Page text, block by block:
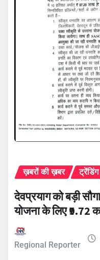
ख़बरों की ख़बर ट्रेंडिंग
देवप्रयाग को बड़ी
योजना के लिए ₹9.72
Regional Reporter